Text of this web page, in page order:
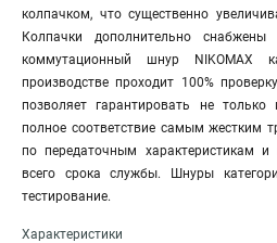
колпачком, что существенно
Колпачки дополнительно
коммутационный шнур
производстве проходит 100%
позволяет гарантировать не
полное соответствие самым жестким
по передаточным характеристикам
всего срока службы. Шнуры
тестирование.
Характеристики